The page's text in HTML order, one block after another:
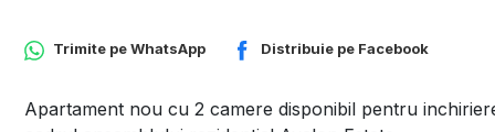
Trimite peWhatsApp Distribuie pe Facebook
Apartament nou cu 2 camere disponibil pentru